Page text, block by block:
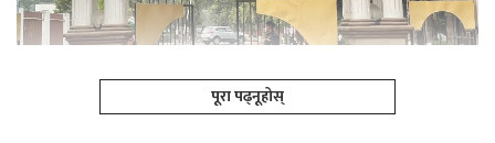
पूरा पढ्नूहोस्